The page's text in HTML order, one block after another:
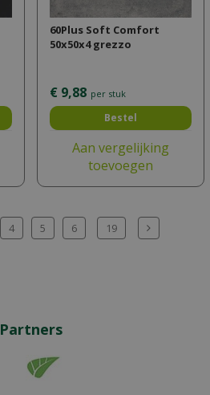
60Plus Soft Comfort
50x50x4 grezzo
€ 9,88 per stuk
Bestel
Aan vergelijking
toevoegen
4 5 6 19
Partners